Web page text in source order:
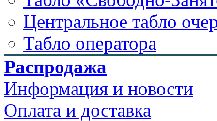
Центральное табло
Табло оператора
Распродажа
Информация и новости
Оплата и доставка